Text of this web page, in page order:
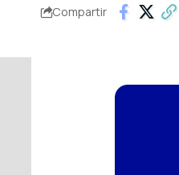
Compartir